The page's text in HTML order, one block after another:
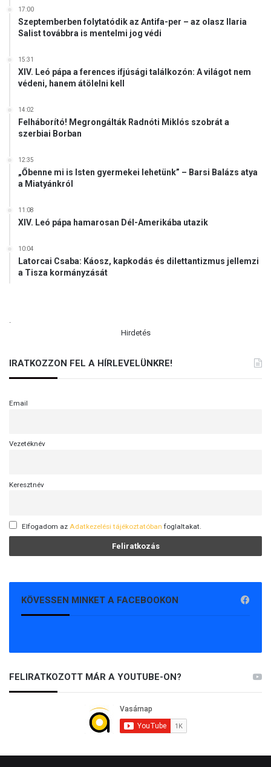
17:00
Szeptemberben folytatódik az Antifa-per – az olasz Ilaria
Salist továbbra is mentelmi jog védi
15:31
XIV. Leó pápa a ferences ifjúsági találkozón: A világot nem
védeni, hanem átölelni kell
14:02
Felháborító! Megrongálták Radnóti Miklós szobrát a
szerbiai Borban
12:35
„Őbenne mi is Isten gyermekei lehetünk” – Barsi Balázs atya
a Miatyánkról
11:08
XIV. Leó pápa hamarosan Dél-Amerikába utazik
10:04
Latorcai Csaba: Káosz, kapkodás és dilettantizmus jellemzi
a Tisza kormányzását
Hirdetés
IRATKOZZON FEL A HÍRLEVELÜNKRE!
Email
Vezetéknév
Keresztnév
Elfogadom az Adatkezelési tájékoztatóban foglaltakat.
KÖVESSEN MINKET A FACEBOOKON
FELIRATKOZOTT MÁR A YOUTUBE-ON?